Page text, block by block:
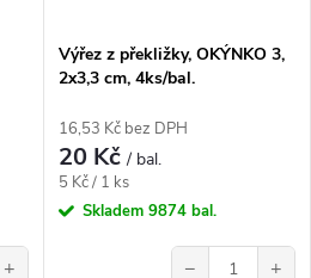
+
Výřez z překližky, OKÝNKO 3,
2x3,3 cm, 4ks/bal.
16,53 Kč bez DPH
20 Kč/ bal.
Měrná
cena:
5 Kč / 1 ks
Skladem 9874 bal.
− +